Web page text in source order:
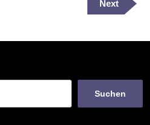
Next
Post
Next
Suchen